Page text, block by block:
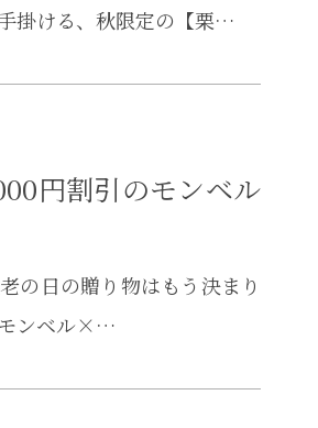
掛ける、秋限定の【栗…
円割引のモンベル
の日の贈り物はもう決まり
モンベル×…